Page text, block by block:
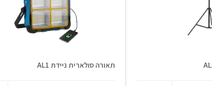
תאורה סולארית ניידת AL1